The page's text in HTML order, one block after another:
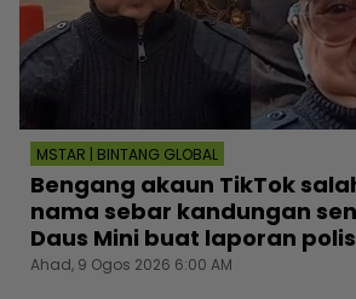
MSTAR | BINTANG GLOBAL
Bengang akaun TikTok
nama sebar kandungan
Daus Mini buat laporan polis
Ahad, 9 Ogos 2026 6:00 AM